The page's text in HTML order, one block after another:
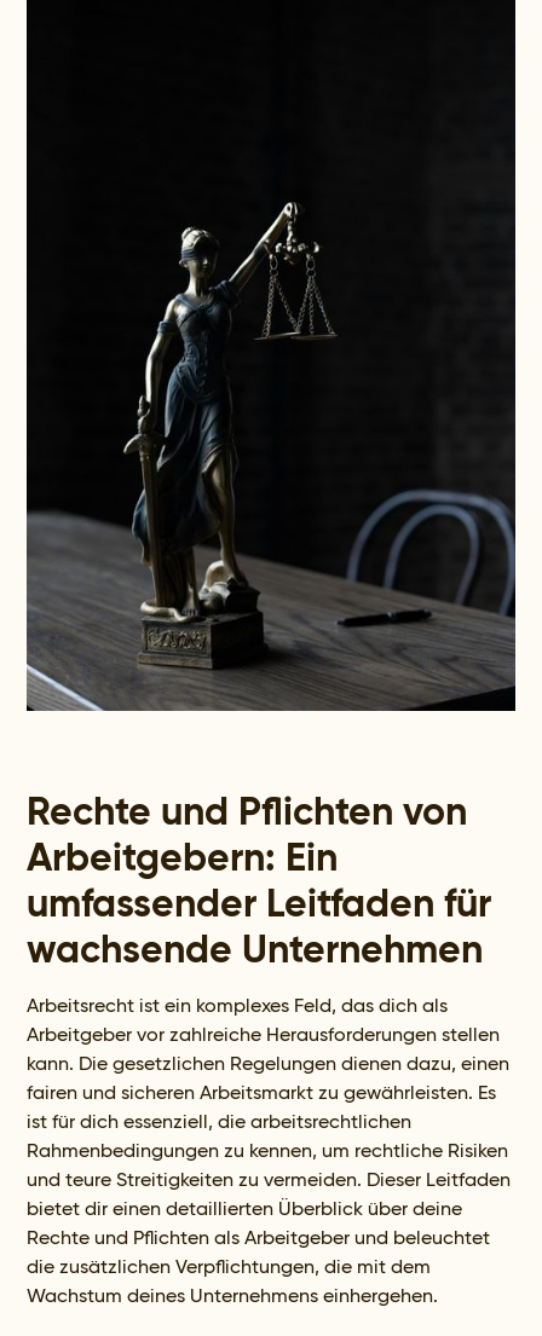
Rechte und Pflichten von
Arbeitgebern: Ein
umfassender Leitfaden für
wachsende Unternehmen
Arbeitsrecht ist ein komplexes Feld, das dich als
Arbeitgeber vor zahlreiche Herausforderungen stellen
kann. Die gesetzlichen Regelungen dienen dazu, einen
fairen und sicheren Arbeitsmarkt zu gewährleisten. Es
ist für dich essenziell, die arbeitsrechtlichen
Rahmenbedingungen zu kennen, um rechtliche Risiken
und teure Streitigkeiten zu vermeiden. Dieser Leitfaden
bietet dir einen detaillierten Überblick über deine
Rechte und Pflichten als Arbeitgeber und beleuchtet
die zusätzlichen Verpflichtungen, die mit dem
Wachstum deines Unternehmens einhergehen.